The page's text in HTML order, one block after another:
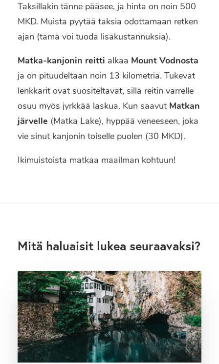
Taksillakin tänne pääsee, ja hinta on noin 500
MKD. Muista pyytää taksia odottamaan retken
ajan (tämä voi tuoda lisäkustannuksia).
Matka-kanjonin reitti alkaa Mount Vodnosta
ja on pituudeltaan noin 13 kilometriä. Tukevat
lenkkarit ovat suositeltavat, sillä reitin varrelle
osuu myös jyrkkää laskua. Kun saavut Matkan
järvelle (Matka Lake), hyppää veneeseen, joka
vie sinut kanjonin toiselle puolen (30 MKD).
Ikimuistoista matkaa maailman kohtuun!
Mitä haluaisit lukea seuraavaksi?